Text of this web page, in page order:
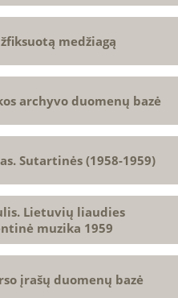
medžiagą
archyvo duomenų bazė
Sutartinės (1958-1959)
Lietuvių liaudies
muzika 1959
įrašų duomenų bazė